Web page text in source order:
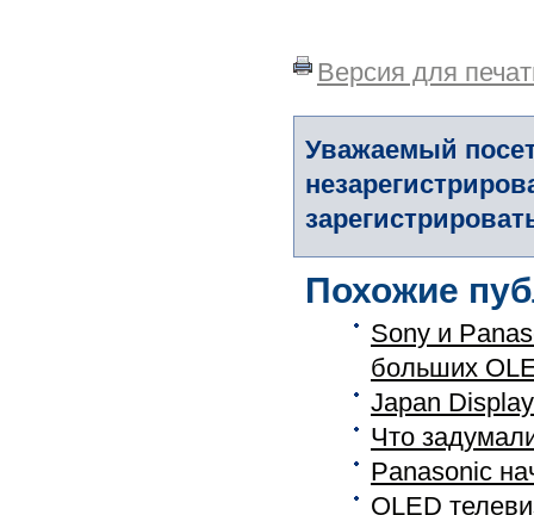
Версия для
Уважаемый
Похожие
Sony и
больших
Japan
Что
Panasonic
OLED